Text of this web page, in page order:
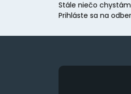
Stále niečo
Prihláste sa na